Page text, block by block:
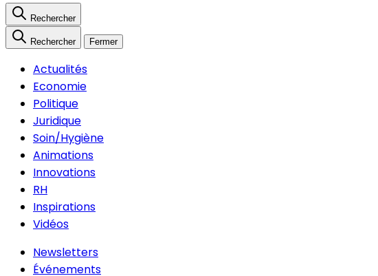
Rechercher
Rechercher Fermer
Actualités
Economie
Politique
Juridique
Soin/Hygiène
Animations
Innovations
RH
Inspirations
Vidéos
Newsletters
Événements